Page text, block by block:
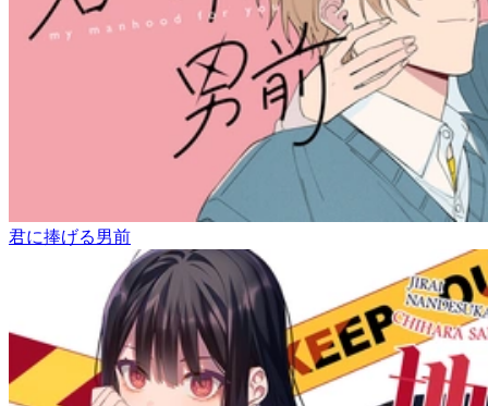
君に捧げる男前